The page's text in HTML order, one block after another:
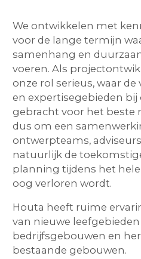
We ontwikkelen met
voor de lange termijn
samenhang en
voeren. Als
onze rol serieus, waar
en expertisegebieden bij
gebracht voor het beste
dus om een
ontwerpteams,
natuurlijk de
planning tijdens het
oog verloren wordt.
Houta heeft ruime
van nieuwe
bedrijfsgebouwen en
bestaande gebouwen.